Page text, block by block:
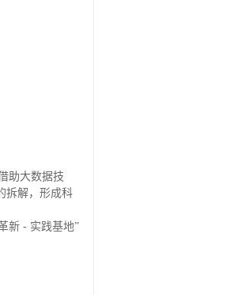
助大数据技
拆解，形成科
新 - 实践基地”